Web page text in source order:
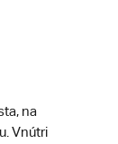
na
Vnútri